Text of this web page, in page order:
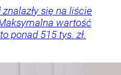
się na liście
wartość
ponad 515 tys. zł.